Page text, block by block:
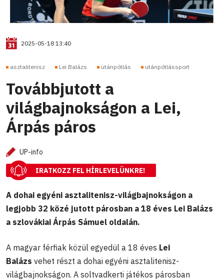
2025-05-18 13:40
asztalitenisz Lei Balázs utánpótlás utánpótlássport
Továbbjutott a
világbajnokságon a Lei,
Árpás páros
UP-info
IRATKOZZ FEL HÍRLEVELÜNKRE!
A dohai egyéni asztalitenisz-világbajnokságon a
legjobb 32 közé jutott párosban a 18 éves Lei Balázs
a szlovákiai Árpás Sámuel oldalán.
A magyar férfiak közül egyedül a 18 éves Lei
Balázs vehet részt a dohai egyéni asztalitenisz-
világbajnokságon. A soltvadkerti játékos párosban